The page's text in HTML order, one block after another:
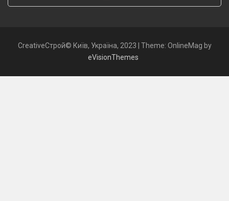
CreativeСтрой© Київ, Україна, 2023
Theme: OnlineMag by
eVisionThemes